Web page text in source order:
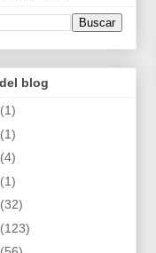
blog
(1)
(1)
(4)
(1)
(32)
(123)